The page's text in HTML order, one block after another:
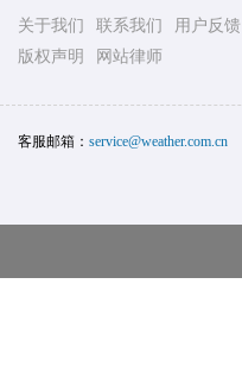
关于我们 联系我们
用户反馈
版权声明
网站律师
客服邮箱： service@weather.com.cn